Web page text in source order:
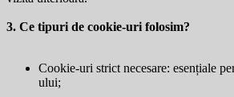
3. Ce tipuri de cookie-uri folosim?
Cookie-uri strict necesare: esențiale
ului;